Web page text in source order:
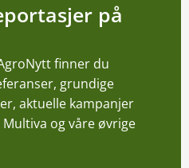
på
finner du
grundige
aktuelle kampanjer
og våre øvrige